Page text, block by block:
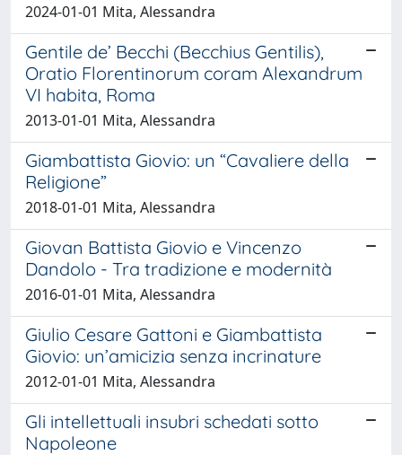
2024-01-01 Mita, Alessandra
Gentile de’ Becchi (Becchius Gentilis),
Oratio Florentinorum coram Alexandrum
VI habita, Roma
2013-01-01 Mita, Alessandra
Giambattista Giovio: un “Cavaliere della
Religione”
2018-01-01 Mita, Alessandra
Giovan Battista Giovio e Vincenzo
Dandolo - Tra tradizione e modernità
2016-01-01 Mita, Alessandra
Giulio Cesare Gattoni e Giambattista
Giovio: un’amicizia senza incrinature
2012-01-01 Mita, Alessandra
Gli intellettuali insubri schedati sotto
Napoleone